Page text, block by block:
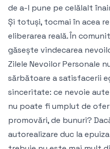
de a-l pune pe celălalt
Și totuși, tocmai în acea
eliberarea reală. În
găsește vindecarea
Zilele Nevoilor Personale
sărbătoare a satisfacerii
sinceritate: ce nevoie
nu poate fi umplut de
promovări, de bunuri?
autorealizare duc la